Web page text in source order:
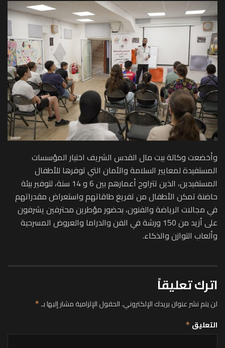
وأخضعت وكالة بيت مال القدس الشريف اختيار المؤسسات
المستفيدة لمعايير السلامة والأمان التي توفرها للأطفال
المستفيدين، الذين تتراوح أعمارهم بين 6 و 14 سنة، لتوفير بيئة
حاضنة تمكن الأطفال من تفريغ طاقاتهم واستعراض مقدراتهم
في مجالات الرياضة والفنون، بحضور مؤطرين محترفين يشرفون
على أزيد من 150 ورشة في الفن والدراما والعروض المسرحية
وألعاب التوازن والذكاء.
اترك تعليقاً
لن يتم نشر عنوان بريدك الإلكتروني.الحقول الإلزامية مشار إليها بـ*
التعليق *